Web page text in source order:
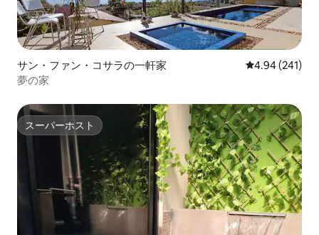
サン・ファン・コサラの一軒家 レビュー241
4.94 (241)
夢の家
スーパーホスト
スーパーホスト